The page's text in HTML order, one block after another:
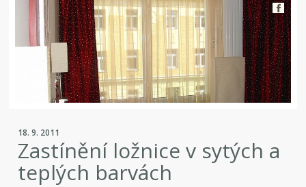
18. 9. 2011
Zastínění ložnice v sytých a
teplých barvách